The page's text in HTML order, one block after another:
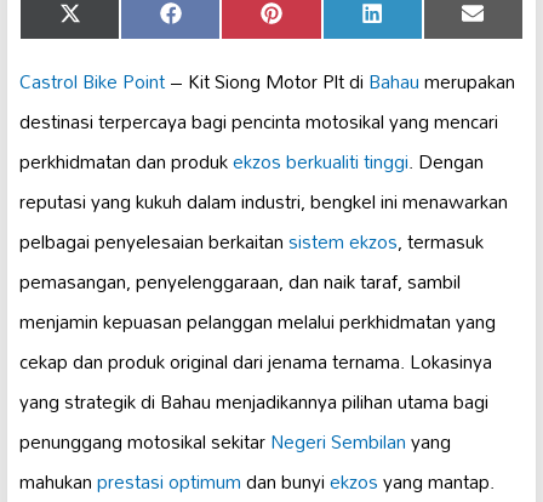
Share
on
X
(Twitter)
Share
on
Facebook Share
on
Pinterest Share
on
LinkedIn Share
on
Email
Castrol Bike Point– Kit Siong Motor Plt diBahaumerupakan
destinasi terpercaya bagi pencinta motosikal yang mencari
perkhidmatan dan produkekzos berkualiti tinggi. Dengan
reputasi yang kukuh dalam industri, bengkel ini menawarkan
pelbagai penyelesaian berkaitansistem ekzos, termasuk
pemasangan, penyelenggaraan, dan naik taraf, sambil
menjamin kepuasan pelanggan melalui perkhidmatan yang
cekap dan produk original dari jenama ternama. Lokasinya
yang strategik di Bahau menjadikannya pilihan utama bagi
penunggang motosikal sekitarNegeri Sembilanyang
mahukanprestasi optimumdan bunyiekzosyang mantap.